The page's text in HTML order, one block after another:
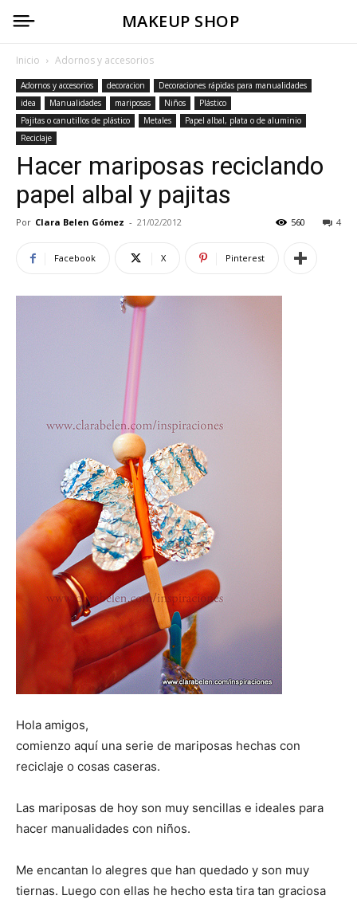
MAKEUP SHOP
Inicio Adornos y accesorios
Adornos y accesorios decoracion
Decoraciones rápidas para manualidades
idea
Manualidades mariposas Niños
Plástico
Pajitas o canutillos de plástico
Metales
Papel albal, plata o de aluminio
Reciclaje
Hacer mariposas reciclando
papel albal y pajitas
Por Clara Belen Gómez - 21/02/2012 4
560
Facebook X Pinterest
Hola amigos,
comienzo aquí una serie de mariposas hechas con
reciclaje o cosas caseras.
Las mariposas de hoy son muy sencillas e ideales para
hacer manualidades con niños.
Me encantan lo alegres que han quedado y son muy
tiernas. Luego con ellas he hecho esta tira tan graciosa